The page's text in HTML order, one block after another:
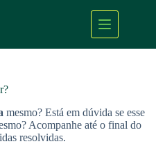
mesmo? Está em dúvida se esse
Acompanhe até o final do
resolvidas.